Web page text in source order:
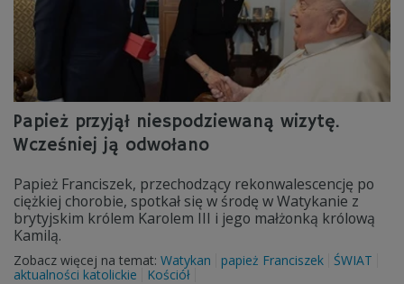
Papież przyjął niespodziewaną wizytę.
Wcześniej ją odwołano
Papież Franciszek, przechodzący rekonwalescencję po
ciężkiej chorobie, spotkał się w środę w Watykanie z
brytyjskim królem Karolem III i jego małżonką królową
Kamilą.
Zobacz więcej na temat: Watykan papież Franciszek ŚWIAT
aktualności katolickie
Kościół